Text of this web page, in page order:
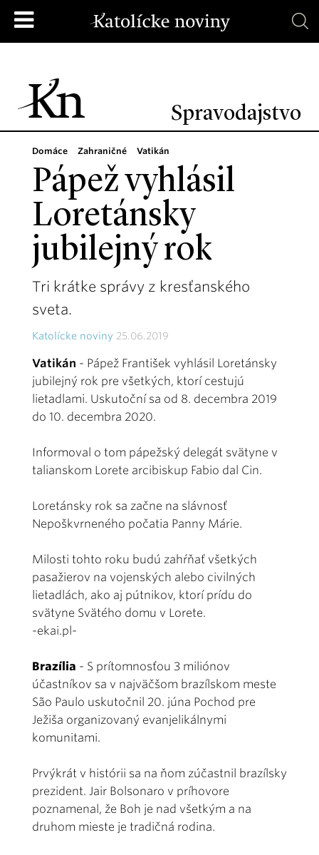
Spravodajstvo
Domáce Zahraničné Vatikán
Pápež vyhlásil
Loretánsky
jubilejný rok
Tri krátke správy z kresťanského
sveta.
Katolícke noviny 25.06.2019
Vatikán - Pápež František vyhlásil Loretánsky
jubilejný rok pre všetkých, ktorí cestujú
lietadlami. Uskutoční sa od 8. decembra 2019
do 10. decembra 2020.
Informoval o tom pápežský delegát svätyne v
talianskom Lorete arcibiskup Fabio dal Cin.
Loretánsky rok sa začne na slávnosť
Nepoškvrneného počatia Panny Márie.
Milosti tohto roku budú zahŕňať všetkých
pasažierov na vojenských alebo civilných
lietadlách, ako aj pútnikov, ktorí prídu do
svätyne Svätého domu v Lorete.
-ekai.pl-
Brazília - S prítomnosťou 3 miliónov
účastníkov sa v najväčšom brazílskom meste
São Paulo uskutočnil 20. júna Pochod pre
Ježiša organizovaný evanjelikálnymi
komunitami.
Prvýkrát v histórii sa na ňom zúčastnil brazílsky
prezident. Jair Bolsonaro v príhovore
poznamenal, že Boh je nad všetkým a na
druhom mieste je tradičná rodina.